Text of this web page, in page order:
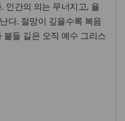
인간의 의는 무너지고, 율
다. 절망이 깊을수록 복음
들 길은 오직 예수 그리스